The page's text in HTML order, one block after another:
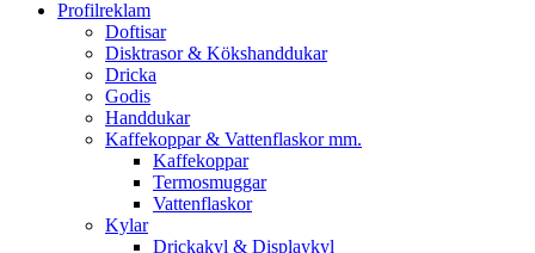
Profilreklam
Doftisar
Disktrasor & Kökshanddukar
Dricka
Godis
Handdukar
Kaffekoppar & Vattenflaskor mm.
Kaffekoppar
Termosmuggar
Vattenflaskor
Kylar
Drickakyl & Displaykyl